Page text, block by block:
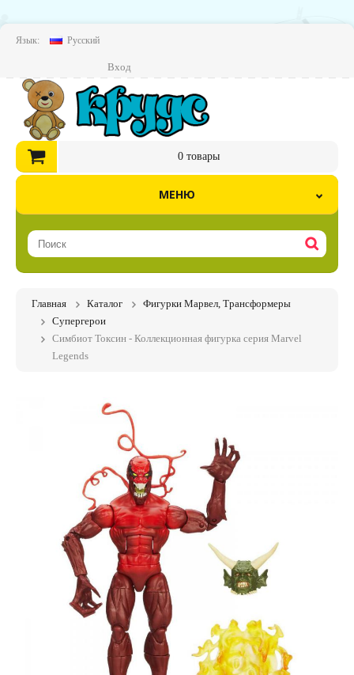
Язык: Русский
Вход
0товары
МЕНЮ
Главная Каталог
Фигурки Марвел, Трансформеры
Супергерои
Симбиот Токсин - Коллекционная фигурка серия Marvel
Legends